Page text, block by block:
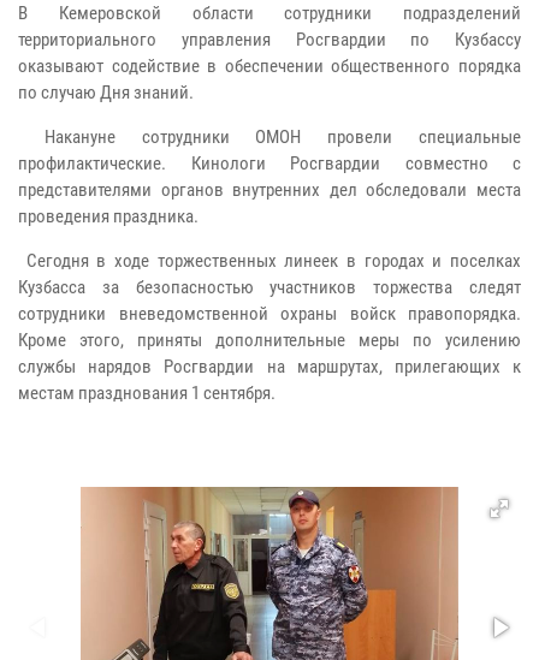
В Кемеровской области сотрудники подразделений
территориального управления Росгвардии по Кузбассу
оказывают содействие в обеспечении общественного порядка
по случаю Дня знаний.
Накануне сотрудники ОМОН провели специальные
профилактические. Кинологи Росгвардии совместно с
представителями органов внутренних дел обследовали места
проведения праздника.
Сегодня в ходе торжественных линеек в городах и поселках
Кузбасса за безопасностью участников торжества следят
сотрудники вневедомственной охраны войск правопорядка.
Кроме этого, приняты дополнительные меры по усилению
службы нарядов Росгвардии на маршрутах, прилегающих к
местам празднования 1 сентября.